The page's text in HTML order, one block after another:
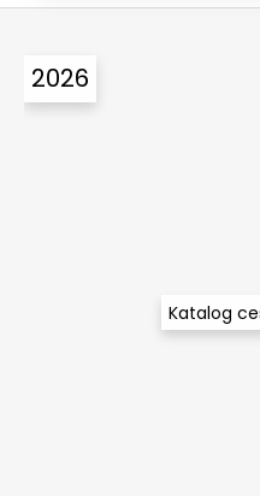
Z
2026
Katalog